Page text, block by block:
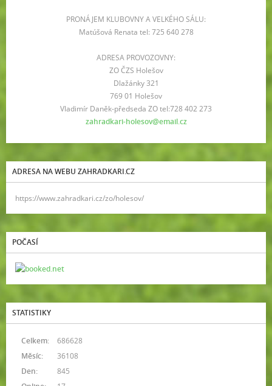
PRONÁJEM KLUBOVNY A VELKÉHO SÁLU:
Matúšová Renata tel: 725 640 278
ADRESA PROVOZOVNY:
ZO ČZS Holešov
Dlažánky 321
769 01 Holešov
Vladimír Daněk-předseda ZO tel:728 402 273
zahradkari-holesov@email.cz
ADRESA NA WEBU ZAHRADKARI.CZ
https://www.zahradkari.cz/zo/holesov/
POČASÍ
STATISTIKY
Celkem:
686628
Měsíc:
36108
Den:
845